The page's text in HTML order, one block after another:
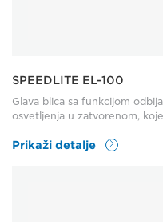
SPEEDLITE EL-100
Glava blica sa funkcijom
osvetljenja u zatvorenom,
Prikaži detalje